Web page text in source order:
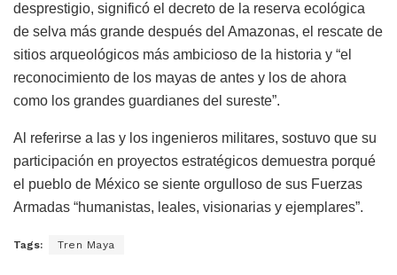
desprestigio, significó el decreto de la reserva ecológica
de selva más grande después del Amazonas, el rescate de
sitios arqueológicos más ambicioso de la historia y “el
reconocimiento de los mayas de antes y los de ahora
como los grandes guardianes del sureste”.
Al referirse a las y los ingenieros militares, sostuvo que su
participación en proyectos estratégicos demuestra porqué
el pueblo de México se siente orgulloso de sus Fuerzas
Armadas “humanistas, leales, visionarias y ejemplares”.
Tags: Tren Maya